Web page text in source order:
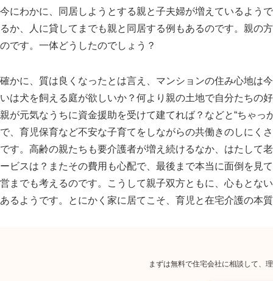
今にわかに、同居しようとする親と子夫婦が増えているよう
るか、人に貸してまでも親と同居する例もあるのです。親の
のです。一体どうしたのでしょう？
確かに、質は良くなったとは言え、マンションの住み心地は
いは犬を飼える庭が欲しいか？何より親の土地で自分たちの
親が元気なうちに資金援助を受けて建てれば？などと“ちゃ
で、育児保育など不安な子育てをしながらの共働きのしにく
です。高齢の親たちも要介護者が増え続けるなか、はたして
ービスは？またその費用も心配で、最後まで本当に面倒を見
営までも考えるのです。こうして親子双方ともに、心もとな
あるようです。とにかく家に居てこそ、育児と在宅介護の本
まずは無料で住宅会社に相談して、